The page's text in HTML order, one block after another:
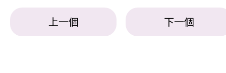
上一個 下一個